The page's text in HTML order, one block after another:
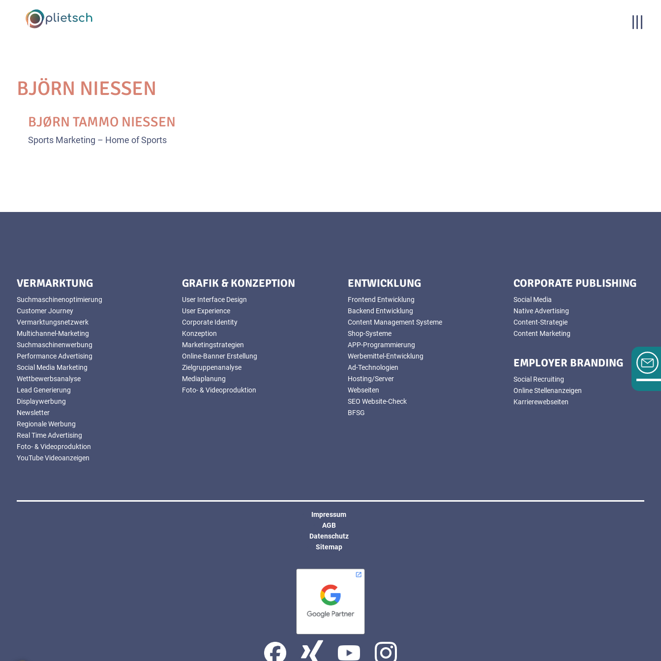
BJÖRN NIESSEN
BJØRN TAMMO NIESSEN
Sports Marketing – Home of Sports
VERMARKTUNG
Suchmaschinenoptimierung
Customer Journey
Vermarktungsnetzwerk
Multichannel-Marketing
Suchmaschinenwerbung
Performance Advertising
Social Media Marketing
Wettbewerbsanalyse
Lead Generierung
Displaywerbung
Newsletter
Regionale Werbung
Real Time Advertising
Foto- & Videoproduktion
YouTube Videoanzeigen
GRAFIK & KONZEPTION
User Interface Design
User Experience
Corporate Identity
Konzeption
Marketingstrategien
Online-Banner Erstellung
Zielgruppenanalyse
Mediaplanung
Foto- & Videoproduktion
ENTWICKLUNG
Frontend Entwicklung
Backend Entwicklung
Content Management Systeme
Shop-Systeme
APP-Programmierung
Werbemittel-Entwicklung
Ad-Technologien
Hosting/Server
Webseiten
SEO Website-Check
BFSG
CORPORATE PUBLISHING
Social Media
Native Advertising
Content-Strategie
Content Marketing
EMPLOYER BRANDING
Social Recruiting
Online Stellenanzeigen
Karrierewebseiten
Impressum
AGB
Datenschutz
Sitemap